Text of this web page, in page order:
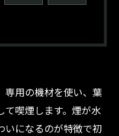
専用の機材を使い、葉
て喫煙します。煙が水
いになるのが特徴で初